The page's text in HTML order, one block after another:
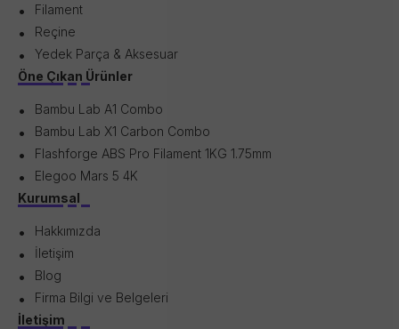
Filament
Reçine
Yedek Parça & Aksesuar
Öne Çıkan Ürünler
Bambu Lab A1 Combo
Bambu Lab X1 Carbon Combo
Flashforge ABS Pro Filament 1KG 1.75mm
Elegoo Mars 5 4K
Kurumsal
Hakkımızda
İletişim
Blog
Firma Bilgi ve Belgeleri
İletişim